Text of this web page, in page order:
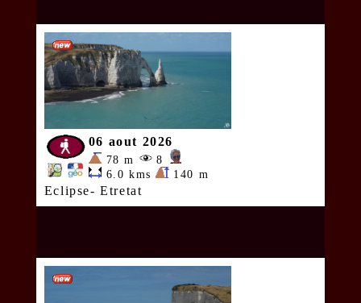
06 aout 2026
78 m
8
6.0 kms
140 m
Eclipse- Etretat